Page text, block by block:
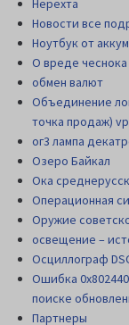
Нерехта
Новости все
Ноутбук от
О вреде чеснока
обмен валют
Объединение
точка продаж)
ог3 лампа
Озеро Байкал
Ока
Операционная
Оружие
освещение –
Осциллограф
Ошибка
поиске
Партнеры